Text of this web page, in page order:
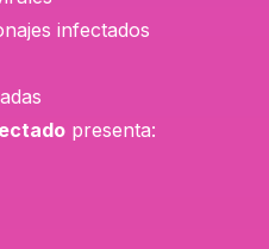
infectados
presenta: